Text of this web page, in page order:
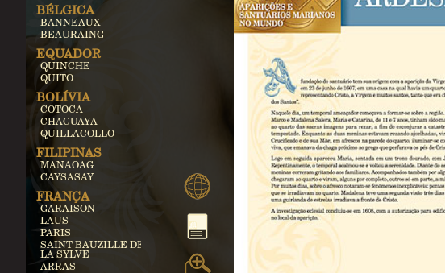
BÉLGICA
BANNEAUX
BEAURAING
EQUADOR
QUINCHE
QUITO
BOLÍVIA
COTOCA
CHAGUAYA
QUILLACOLLO
FILIPINAS
MANAOAG
CAYSASAY
FRANÇA
GARAISON
LAUS
PARIS
SAINT BAUZILLE DE
LA SYLVE
ARRAS